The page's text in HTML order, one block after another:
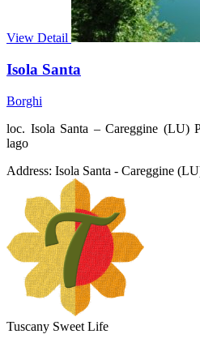
View Detail
Isola Santa
Borghi
loc. Isola Santa – Careggine (LU)
lago
Address: Isola Santa - Careggine
Tuscany Sweet Life